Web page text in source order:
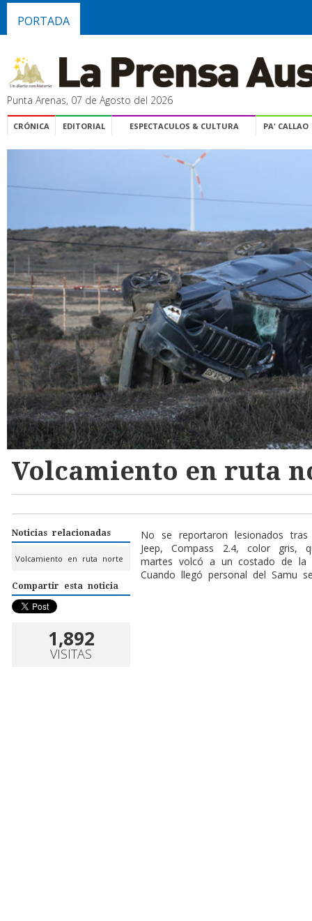
PORTADA
Punta Arenas, 07 de Agosto del 2026
CRÓNICA EDITORIAL ESPECTACULOS & CULTURA PA' CALLAO
Volcamiento en ruta
Noticias relacionadas
Volcamiento en ruta norte
Compartir esta noticia
1,892
VISITAS
No se reportaron lesionados
Jeep, Compass 2.4, color gris,
martes volcó a un costado de
Cuando llegó personal del Samu